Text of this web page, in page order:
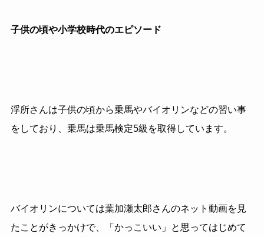
子供の頃や小学校時代のエピソード
浮所さんは子供の頃から乗馬やバイオリンなどの習い事
をしており、乗馬は乗馬検定5級を取得しています。
バイオリンについては葉加瀬太郎さんのネット動画を見
たことがきっかけで、「かっこいい」と思ってはじめて